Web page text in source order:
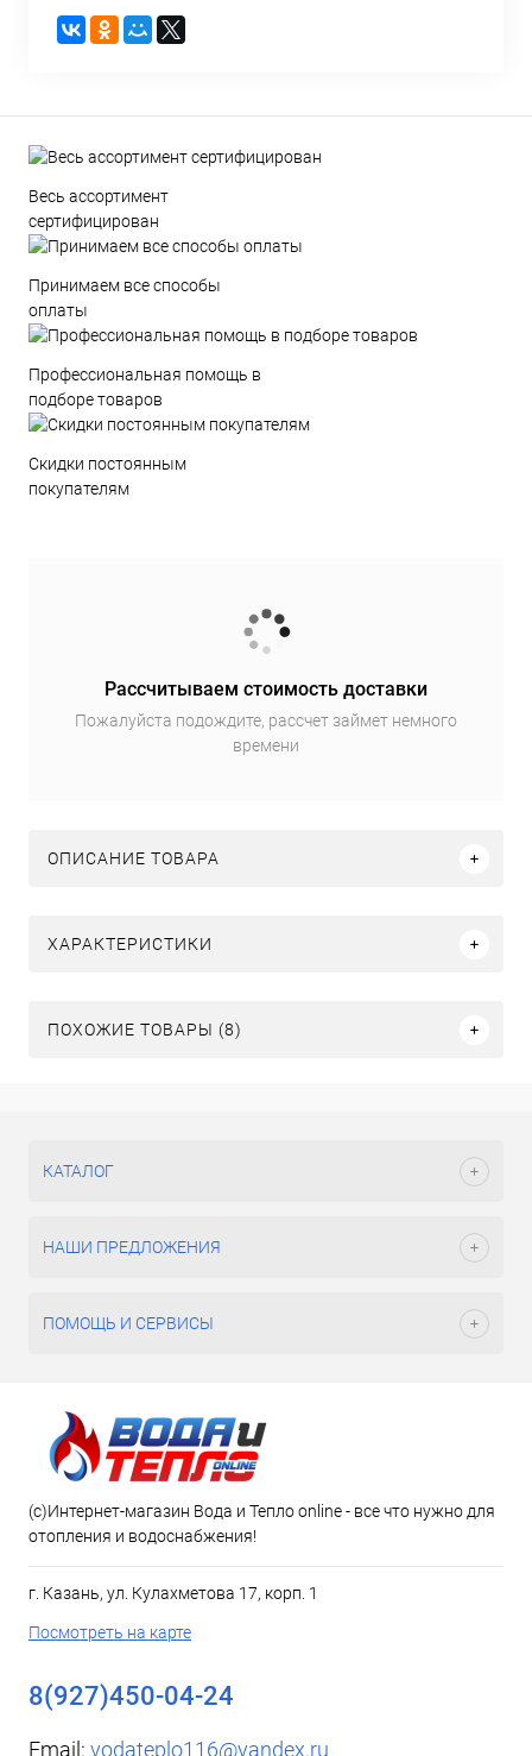
Весь ассортимент
сертифицирован
Принимаем все способы
оплаты
Профессиональная помощь в
подборе товаров
Скидки постоянным
покупателям
Рассчитываем стоимость доставки
Пожалуйста подождите, рассчет займет немного
времени
ОПИСАНИЕ ТОВАРА
ХАРАКТЕРИСТИКИ
ПОХОЖИЕ ТОВАРЫ (8)
КАТАЛОГ
НАШИ ПРЕДЛОЖЕНИЯ
ПОМОЩЬ И СЕРВИСЫ
(c)Интернет-магазин Вода и Тепло online - все что нужно для
отопления и водоснабжения!
г. Казань, ул. Кулахметова 17, корп. 1
Посмотреть на карте
8(927)450-04-24
Email: vodateplo116@yandex.ru